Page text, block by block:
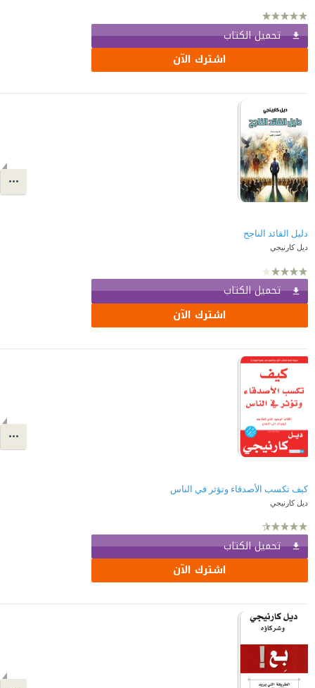
تحميل الكتاب
اشترك الآن
دليل القائد الناجح
ديل كارنيجي
تحميل الكتاب
اشترك الآن
كيف تكسب الأصدقاء وتؤثر في الناس
ديل كارنيجي
تحميل الكتاب
اشترك الآن